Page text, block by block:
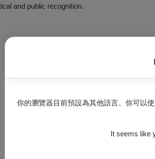
你的瀏覽器目前預設為其他語言。你可以
It seems like
and public recognition.